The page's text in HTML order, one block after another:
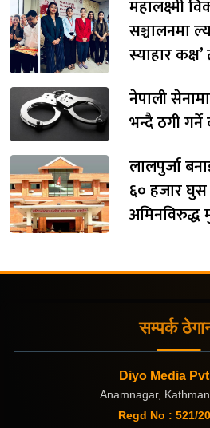
महालक्ष्मी
सञ्चालनमा
स्याहार
नेपाली
भन्दै ठगी गर्ने
लालपुर्जा
६० हजार
अमिनविरुद्ध
सम्पर्क
Diyo Media
Anamnagar,
Regd No : 521/